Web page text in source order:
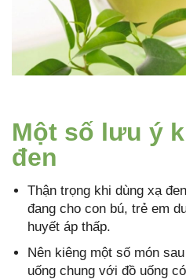
Một số lưu ý
đen
Thận trọng khi dùng xạ
đang cho con bú, trẻ em
huyết áp thấp.
Nên kiêng một số món
uống chung với đồ uống